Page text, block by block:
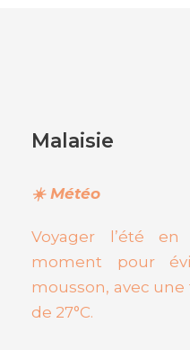
Malaisie
☀️ Météo
Voyager l’été
moment pour
mousson, avec
de 27°C.